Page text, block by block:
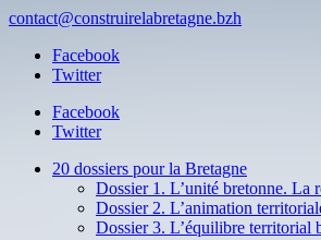
contact@construirelabretagne.bzh
Facebook
Twitter
Facebook
Twitter
20 dossiers pour la Bretagne
Dossier 1. L’unité bretonne. La
Dossier 2. L’animation
Dossier 3. L’équilibre territorial